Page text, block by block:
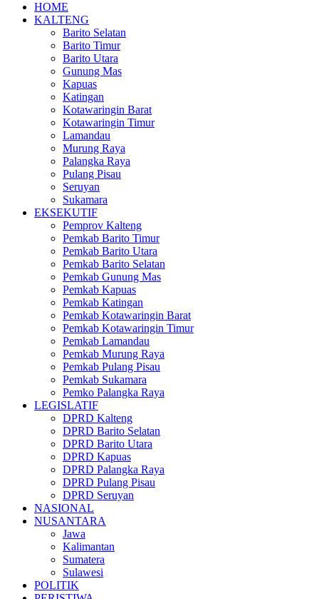
HOME
KALTENG
Barito Selatan
Barito Timur
Barito Utara
Gunung Mas
Kapuas
Katingan
Kotawaringin Barat
Kotawaringin Timur
Lamandau
Murung Raya
Palangka Raya
Pulang Pisau
Seruyan
Sukamara
EKSEKUTIF
Pemprov Kalteng
Pemkab Barito Timur
Pemkab Barito Utara
Pemkab Barito Selatan
Pemkab Gunung Mas
Pemkab Kapuas
Pemkab Katingan
Pemkab Kotawaringin Barat
Pemkab Kotawaringin Timur
Pemkab Lamandau
Pemkab Murung Raya
Pemkab Pulang Pisau
Pemkab Sukamara
Pemko Palangka Raya
LEGISLATIF
DPRD Kalteng
DPRD Barito Selatan
DPRD Barito Utara
DPRD Kapuas
DPRD Palangka Raya
DPRD Pulang Pisau
DPRD Seruyan
NASIONAL
NUSANTARA
Jawa
Kalimantan
Sumatera
Sulawesi
POLITIK